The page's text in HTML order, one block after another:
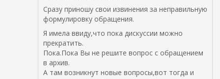
Сразу приношу свои извинения за неправильную
формулировку обращения.
Я имела ввиду,что пока дискуссии можно
прекратить.
Пока.Пока Вы не решите вопрос с обращением
в архив.
А там возникнут новые вопросы,вот тогда и